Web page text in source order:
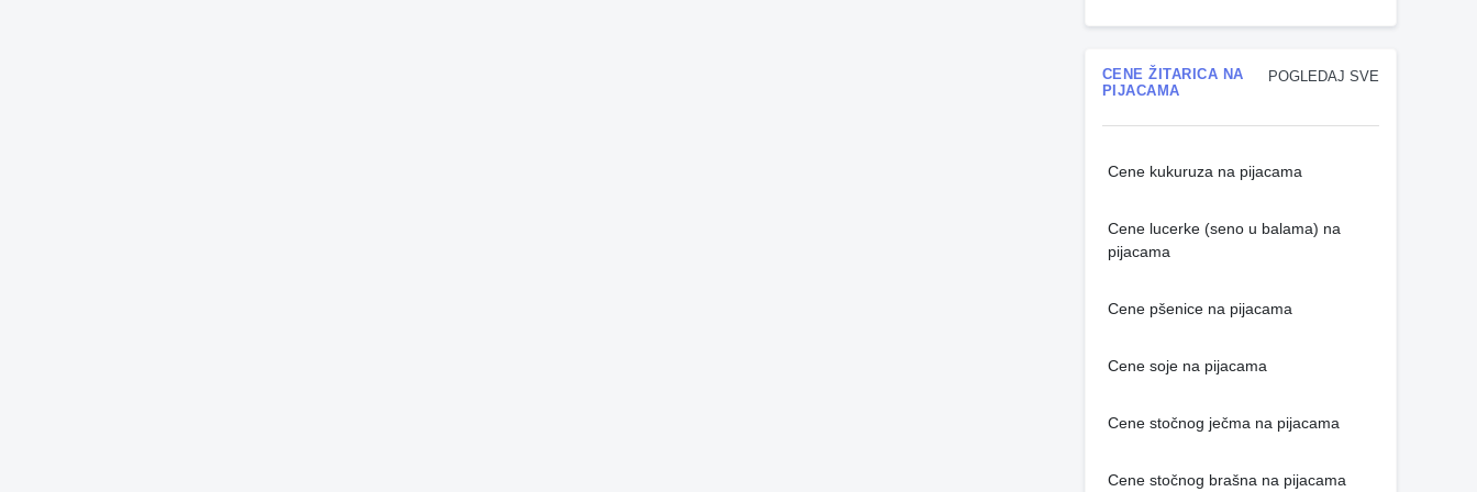
POGLEDAJ SVE
CENE ŽITARICA NA
PIJACAMA
Cene kukuruza na pijacama
Cene lucerke (seno u balama) na
pijacama
Cene pšenice na pijacama
Cene soje na pijacama
Cene stočnog ječma na pijacama
Cene stočnog brašna na pijacama